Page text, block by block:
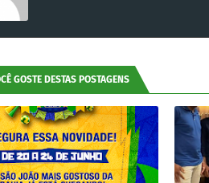
GOSTE DESTAS POSTAGENS